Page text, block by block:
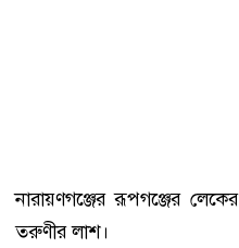
নারায়ণগঞ্জের রূপগঞ্জের
তরুণীর লাশ।